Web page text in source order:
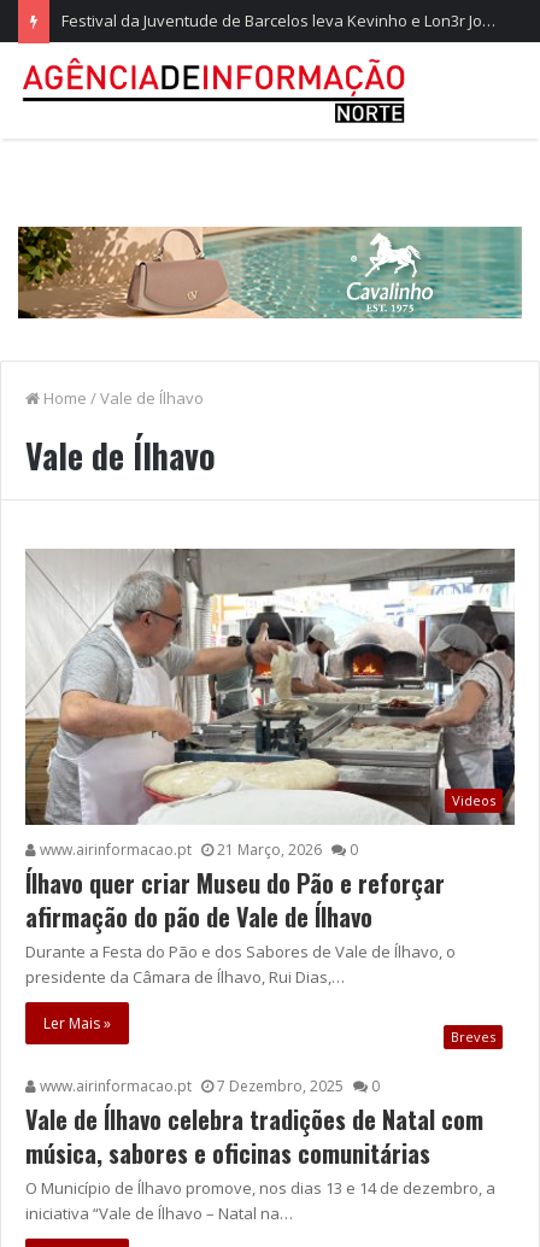
Festival da Juventude de Barcelos leva Kevinho e Lon3r Johny à Frente Ribeirinha
Home /Vale de Ílhavo
Vale de Ílhavo
Videos
www.airinformacao.pt 21 Março, 2026 0
Ílhavo quer criar Museu do Pão e reforçar
afirmação do pão de Vale de Ílhavo
Durante a Festa do Pão e dos Sabores de Vale de Ílhavo, o
presidente da Câmara de Ílhavo, Rui Dias,…
Ler Mais »
Breves
www.airinformacao.pt 7 Dezembro, 2025 0
Vale de Ílhavo celebra tradições de Natal com
música, sabores e oficinas comunitárias
O Município de Ílhavo promove, nos dias 13 e 14 de dezembro, a
iniciativa “Vale de Ílhavo – Natal na…